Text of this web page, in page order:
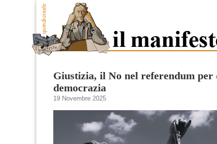
Giustizia, il No nel referendum per
democrazia
19 Novembre 2025